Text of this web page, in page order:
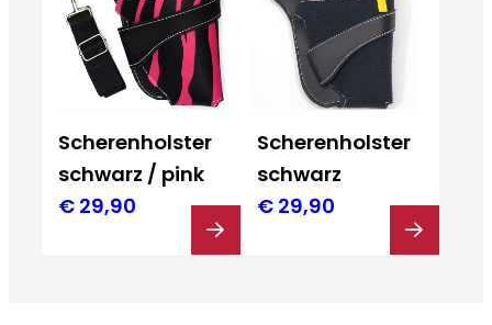
Scherenholster
schwarz / pink
€ 29,90
Scherenholster
schwarz
€ 29,90